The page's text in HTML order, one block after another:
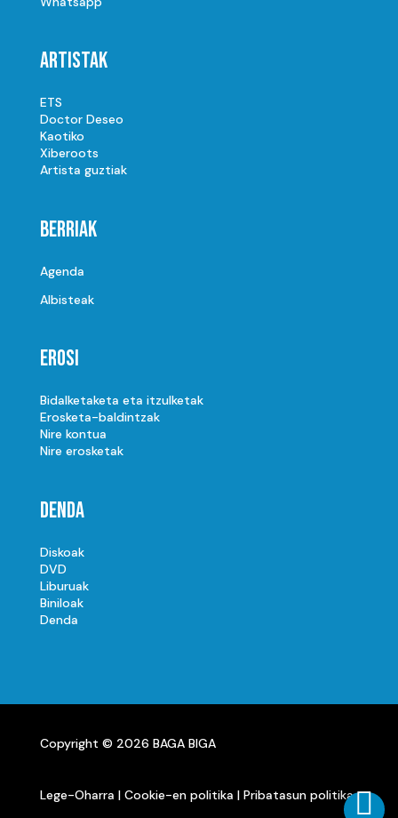
Artistak
ETS
Doctor Deseo
Kaotiko
Xiberoots
Artista guztiak
Berriak
Agenda
Albisteak
Erosi
Bidalketaketa eta itzulketak
Erosketa-baldintzak
Nire kontua
Nire erosketak
Denda
Diskoak
DVD
Liburuak
Biniloak
Denda
Copyright © 2026 BAGA BIGA
Lege-Oharra | Cookie-en politika | Pribatasun politika